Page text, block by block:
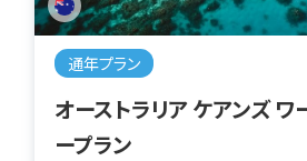
通年プラン
オーストラリア ケアンズ ワ
ープラン